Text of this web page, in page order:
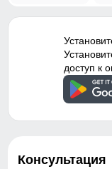
доступ к
Консультация